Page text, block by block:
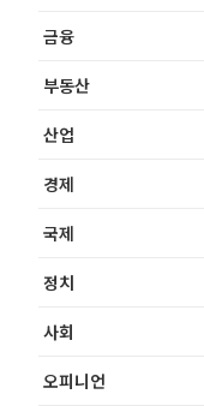
금융
부동산
산업
경제
국제
정치
사회
오피니언